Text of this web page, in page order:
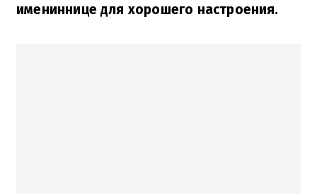
имениннице для хорошего настроения.